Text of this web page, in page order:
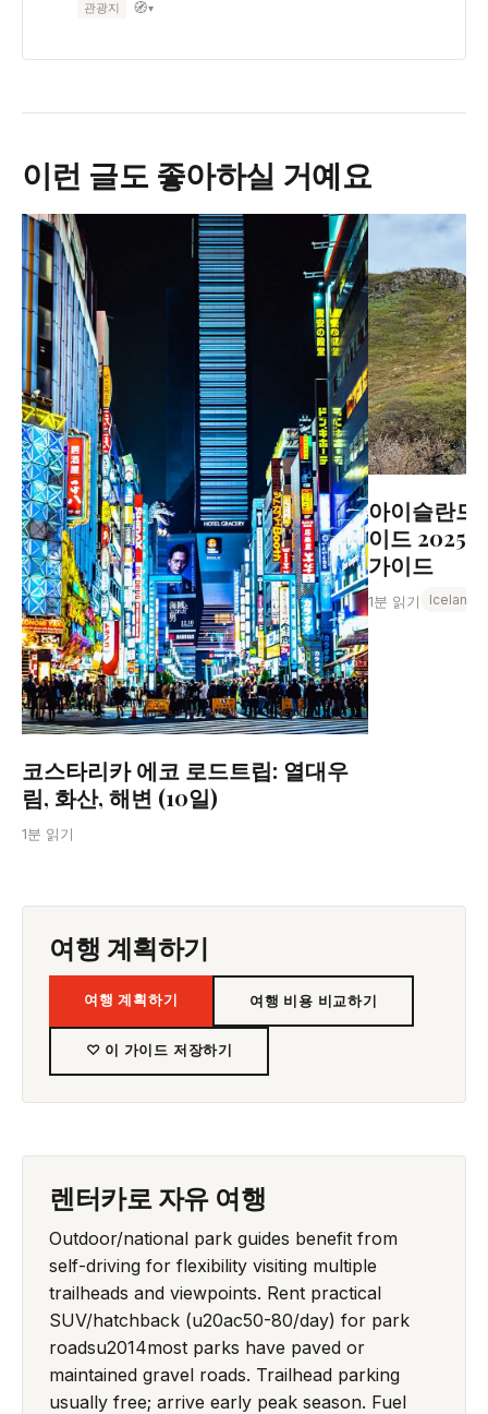
관광지 🧭▾
이런 글도 좋아하실 거예요
코스타리카 에코 로드트립: 열대우
림, 화산, 해변 (10일)
1분 읽기
아이슬란드
이드 2025:
가이드
1분 읽기 Iceland
여행 계획하기
여행 계획하기 여행 비용 비교하기
♡ 이 가이드 저장하기
렌터카로 자유 여행
Outdoor/national park guides benefit from
self-driving for flexibility visiting multiple
trailheads and viewpoints. Rent practical
SUV/hatchback (u20ac50-80/day) for park
roadsu2014most parks have paved or
maintained gravel roads. Trailhead parking
usually free; arrive early peak season. Fuel